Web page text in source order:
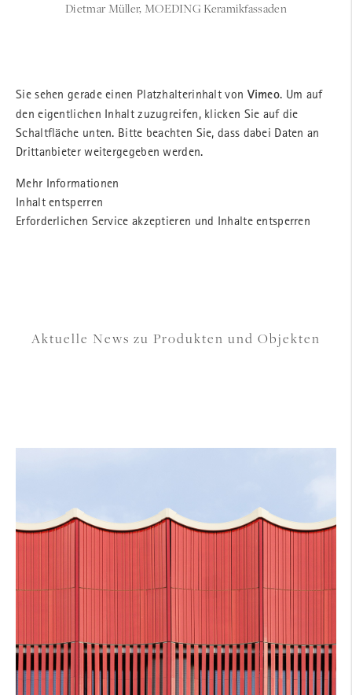
Dietmar Müller, MOEDING Keramikfassaden
Sie sehen gerade einen Platzhalterinhalt von Vimeo. Um auf
den eigentlichen Inhalt zuzugreifen, klicken Sie auf die
Schaltfläche unten. Bitte beachten Sie, dass dabei Daten an
Drittanbieter weitergegeben werden.
Mehr Informationen
Inhalt entsperren
Erforderlichen Service akzeptieren und Inhalte entsperren
Aktuelle News zu Produkten und Objekten